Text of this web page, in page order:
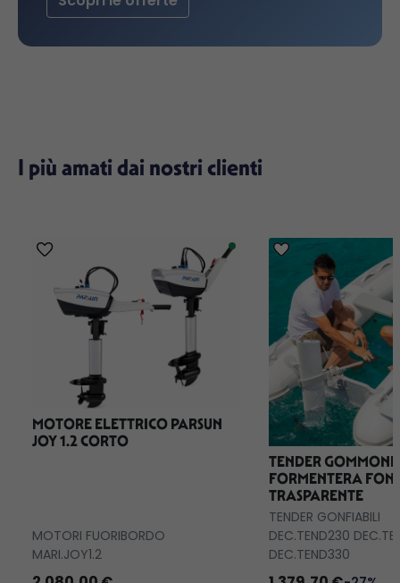
I più amati dai nostri clienti
MOTORE ELETTRICO PARSUN
JOY 1.2 CORTO
MOTORI FUORIBORDO
MARI.JOY1.2
TENDER
FORMENTERA
TRASPARENTE
TENDER GONFIABILI
DEC.TEND230
DEC.TEND330